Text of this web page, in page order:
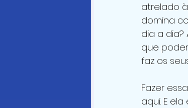
atrelado
domina
dia a
que
faz os
Fazer
aqui. E